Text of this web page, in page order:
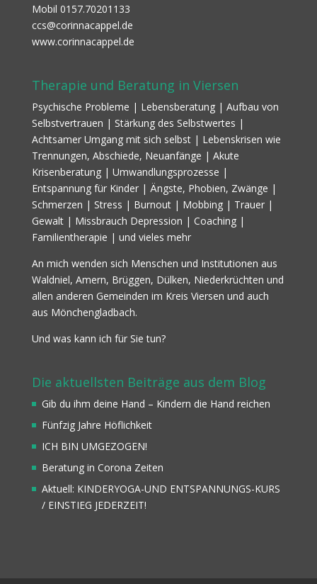
Mobil 0157.70201133
ccs@corinnacappel.de
www.corinnacappel.de
Therapie und Beratung in Viersen
Psychische Probleme | Lebensberatung | Aufbau von
Selbstvertrauen | Stärkung des Selbstwertes |
Achtsamer Umgang mit sich selbst | Lebenskrisen wie
Trennungen, Abschiede, Neuanfänge | Akute
Krisenberatung | Umwandlungsprozesse |
Entspannung für Kinder | Ängste, Phobien, Zwänge |
Schmerzen | Stress | Burnout | Mobbing | Trauer |
Gewalt | Missbrauch Depression | Coaching |
Familientherapie | und vieles mehr
An mich wenden sich Menschen und Institutionen aus
Waldniel, Amern, Brüggen, Dülken, Niederkrüchten und
allen anderen Gemeinden im Kreis Viersen und auch
aus Mönchengladbach.
Und was kann ich für Sie tun?
Die aktuellsten Beiträge aus dem Blog
Gib du ihm deine Hand – Kindern die Hand reichen
Fünfzig Jahre Höflichkeit
ICH BIN UMGEZOGEN!
Beratung in Corona Zeiten
Aktuell: KINDERYOGA-UND ENTSPANNUNGS-KURS
/ EINSTIEG JEDERZEIT!